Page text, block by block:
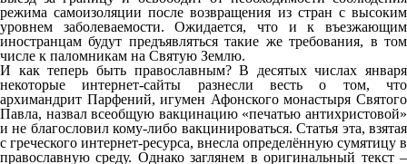
режима самоизоляции после возвращения из стран с высоким
уровнем заболеваемости. Ожидается, что и к въезжающим
иностранцам будут предъявляться такие же требования, в том
числе к паломникам на Святую Землю.
И как теперь быть православным? В десятых числах января
некоторые интернет-сайты разнесли весть о том, что
архимандрит Парфений, игумен Афонского монастыря Святого
Павла, назвал всеобщую вакцинацию «печатью антихристовой»
и не благословил кому-либо вакцинироваться. Статья эта, взятая
с греческого интернет-ресурса, внесла определённую сумятицу в
православную среду. Однако заглянем в оригинальный текст –